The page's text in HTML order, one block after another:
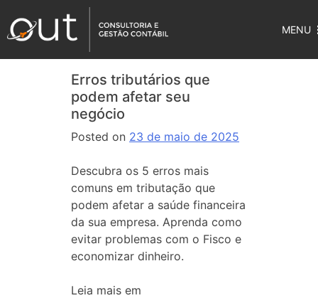
MENU
Erros tributários que
podem afetar seu
negócio
Posted on 23 de maio de 2025
Descubra os 5 erros mais
comuns em tributação que
podem afetar a saúde financeira
da sua empresa. Aprenda como
evitar problemas com o Fisco e
economizar dinheiro.
Leia mais em